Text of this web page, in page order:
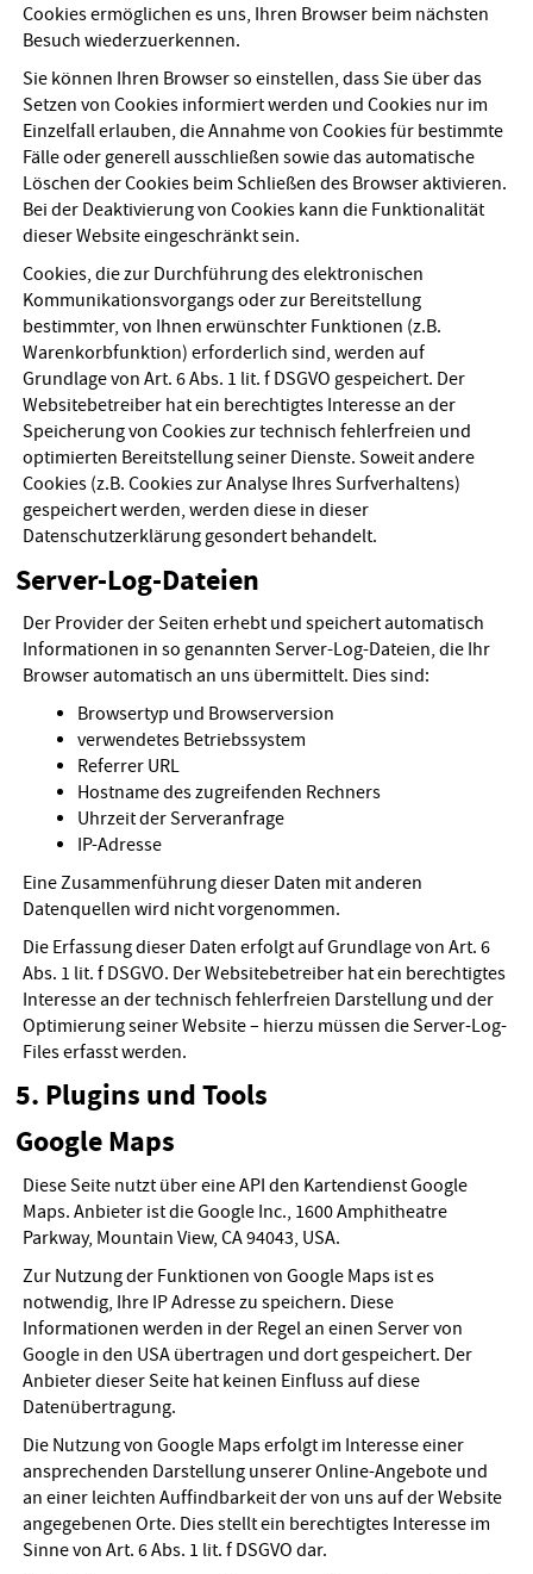
Cookies ermöglichen es uns, Ihren Browser beim nächsten
Besuch wiederzuerkennen.
Sie können Ihren Browser so einstellen, dass Sie über das
Setzen von Cookies informiert werden und Cookies nur im
Einzelfall erlauben, die Annahme von Cookies für bestimmte
Fälle oder generell ausschließen sowie das automatische
Löschen der Cookies beim Schließen des Browser aktivieren.
Bei der Deaktivierung von Cookies kann die Funktionalität
dieser Website eingeschränkt sein.
Cookies, die zur Durchführung des elektronischen
Kommunikationsvorgangs oder zur Bereitstellung
bestimmter, von Ihnen erwünschter Funktionen (z.B.
Warenkorbfunktion) erforderlich sind, werden auf
Grundlage von Art. 6 Abs. 1 lit. f DSGVO gespeichert. Der
Websitebetreiber hat ein berechtigtes Interesse an der
Speicherung von Cookies zur technisch fehlerfreien und
optimierten Bereitstellung seiner Dienste. Soweit andere
Cookies (z.B. Cookies zur Analyse Ihres Surfverhaltens)
gespeichert werden, werden diese in dieser
Datenschutzerklärung gesondert behandelt.
Server-Log-Dateien
Der Provider der Seiten erhebt und speichert automatisch
Informationen in so genannten Server-Log-Dateien, die Ihr
Browser automatisch an uns übermittelt. Dies sind:
Browsertyp und Browserversion
verwendetes Betriebssystem
Referrer URL
Hostname des zugreifenden Rechners
Uhrzeit der Serveranfrage
IP-Adresse
Eine Zusammenführung dieser Daten mit anderen
Datenquellen wird nicht vorgenommen.
Die Erfassung dieser Daten erfolgt auf Grundlage von Art. 6
Abs. 1 lit. f DSGVO. Der Websitebetreiber hat ein berechtigtes
Interesse an der technisch fehlerfreien Darstellung und der
Optimierung seiner Website – hierzu müssen die Server-Log-
Files erfasst werden.
5. Plugins und Tools
Google Maps
Diese Seite nutzt über eine API den Kartendienst Google
Maps. Anbieter ist die Google Inc., 1600 Amphitheatre
Parkway, Mountain View, CA 94043, USA.
Zur Nutzung der Funktionen von Google Maps ist es
notwendig, Ihre IP Adresse zu speichern. Diese
Informationen werden in der Regel an einen Server von
Google in den USA übertragen und dort gespeichert. Der
Anbieter dieser Seite hat keinen Einfluss auf diese
Datenübertragung.
Die Nutzung von Google Maps erfolgt im Interesse einer
ansprechenden Darstellung unserer Online-Angebote und
an einer leichten Auffindbarkeit der von uns auf der Website
angegebenen Orte. Dies stellt ein berechtigtes Interesse im
Sinne von Art. 6 Abs. 1 lit. f DSGVO dar.